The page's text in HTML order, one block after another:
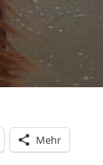
Mehr